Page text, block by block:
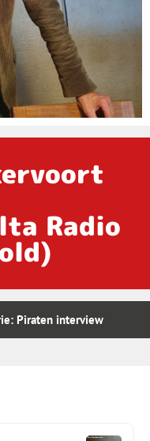
Radio
Piraten interview